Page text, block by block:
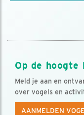
Op de hoogte
Meld je aan en
over vogels en
AANMELDEN